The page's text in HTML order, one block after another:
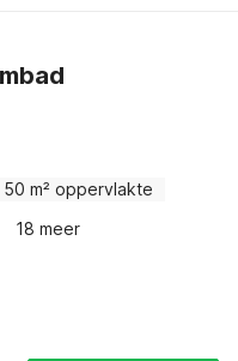
50 m² oppervlakte
18 meer